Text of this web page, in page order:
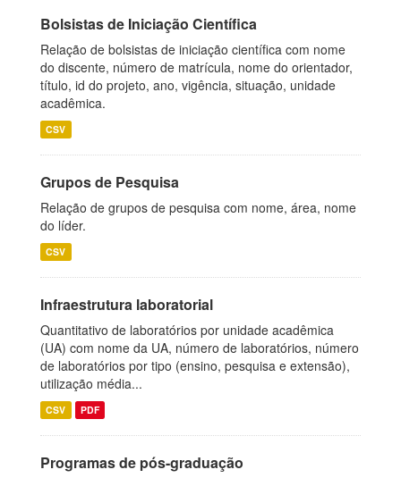
Bolsistas de Iniciação Científica
Relação de bolsistas de iniciação científica com nome
do discente, número de matrícula, nome do orientador,
título, id do projeto, ano, vigência, situação, unidade
acadêmica.
CSV
Grupos de Pesquisa
Relação de grupos de pesquisa com nome, área, nome
do líder.
CSV
Infraestrutura laboratorial
Quantitativo de laboratórios por unidade acadêmica
(UA) com nome da UA, número de laboratórios, número
de laboratórios por tipo (ensino, pesquisa e extensão),
utilização média...
CSV PDF
Programas de pós-graduação